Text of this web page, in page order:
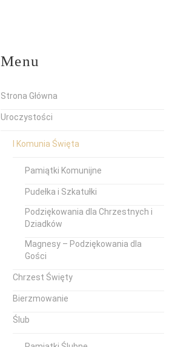
Menu
Strona Główna
Uroczystości
I Komunia Święta
Pamiątki Komunijne
Pudełka i Szkatułki
Podziękowania dla Chrzestnych i
Dziadków
Magnesy – Podziękowania dla
Gości
Chrzest Święty
Bierzmowanie
Ślub